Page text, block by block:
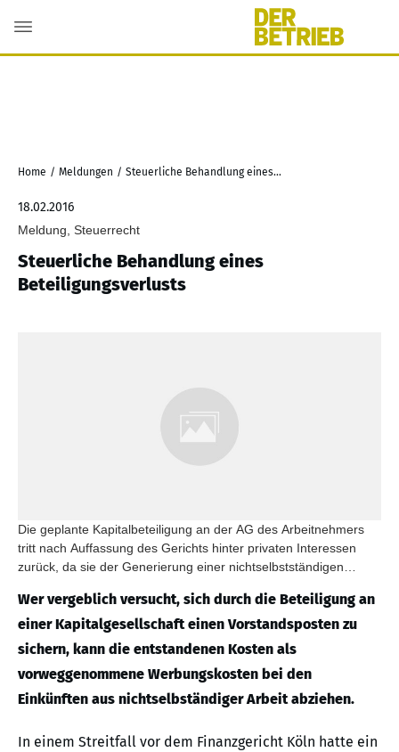
Home / Meldungen / Steuerliche Behandlung eines Beteiligungsverlusts
18.02.2016
Meldung, Steuerrecht
Steuerliche Behandlung eines
Beteiligungsverlusts
Die geplante Kapitalbeteiligung an der AG des Arbeitnehmers
tritt nach Auffassung des Gerichts hinter privaten Interessen
zurück, da sie der Generierung einer nichtselbstständigen
Wer vergeblich versucht, sich durch die Beteiligung an
einer Kapitalgesellschaft einen Vorstandsposten zu
sichern, kann die entstandenen Kosten als
vorweggenommene Werbungskosten bei den
Einkünften aus nichtselbständiger Arbeit abziehen.
In einem Streitfall vor dem Finanzgericht Köln hatte ein